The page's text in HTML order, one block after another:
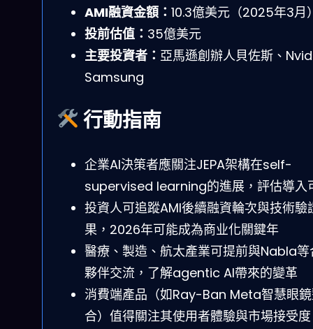
AMI融資金額： 10.3億美元（2025年3月
投前估值： 35億美元
主要投資者： 亞馬遜創辦人貝佐斯、
Samsung
行動指南
企業AI決策者應關注JEPA架構在self-
supervised learning的進展，評估導入
投資人可追蹤AMI後續融資輪次與技術驗
果，2026年可能成為商业化關鍵年
醫療、製造、航太產業可提前與Nabla等
夥伴交流，了解agentic AI帶來的變革
消費端產品（如Ray-Ban Meta智慧眼
合）值得關注其使用者體驗與市場接受度